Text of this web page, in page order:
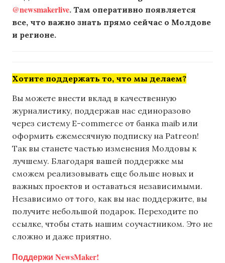
@newsmakerlive. Там оперативно появляется
все, что важно знать прямо сейчас о Молдове
и регионе.
Хотите поддержать то, что мы делаем?
Вы можете внести вклад в качественную
журналистику, поддержав нас единоразово
через систему E-commerce от банка maib или
оформить ежемесячную подписку на Patreon!
Так вы станете частью изменения Молдовы к
лучшему. Благодаря вашей поддержке мы
сможем реализовывать еще больше новых и
важных проектов и оставаться независимыми.
Независимо от того, как вы нас поддержите, вы
получите небольшой подарок. Переходите по
ссылке, чтобы стать нашим соучастником. Это не
сложно и даже приятно.
Поддержи NewsMaker!